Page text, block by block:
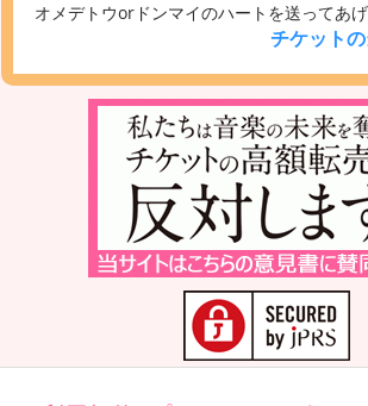
オメデトウorドンマイのハートを送ってあ
チケット